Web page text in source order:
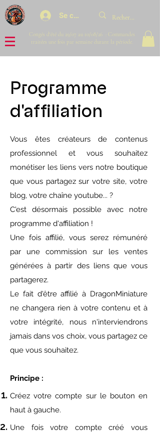
Se connecter
Congés d'été du 29/07 au 10/08/26 : Commandes
traitées une fois par semaine durant la période.
Programme
d'affiliation
Vous êtes créateurs de contenus
professionnel et vous souhaitez
monétiser les liens vers notre boutique
que vous partagez sur votre site, votre
blog, votre chaîne youtube... ?
C'est désormais possible avec notre
programme d'affiliation !
Une fois affilié, vous serez rémunéré
par une commission sur les ventes
générées à partir des liens que vous
partagerez.
Le fait d'être affilié à DragonMiniature
ne changera rien à votre contenu et à
votre intégrité, nous n'interviendrons
jamais dans vos choix, vous partagez ce
que vous souhaitez.
Principe :
Créez votre compte sur le bouton en
haut à gauche.
Une fois votre compte créé vous